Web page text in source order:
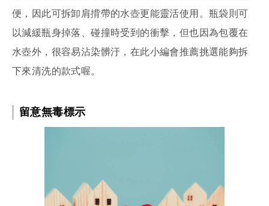
便，因此可拆卸肩揹帶的水壺更能靈活使用。瓶袋則可
以減緩瓶身掉落、碰撞時受到的衝擊，但也因為包覆在
水壺外，很容易沾染髒汙，在此小編會推薦挑選能夠拆
下來清洗的款式喔。
留意無毒標示